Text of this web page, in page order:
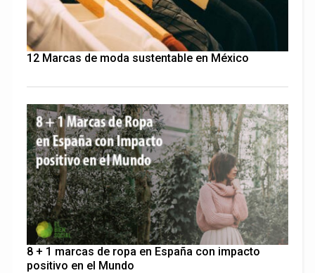
12 Marcas de moda sustentable en México
8 + 1 marcas de ropa en España con impacto
positivo en el Mundo